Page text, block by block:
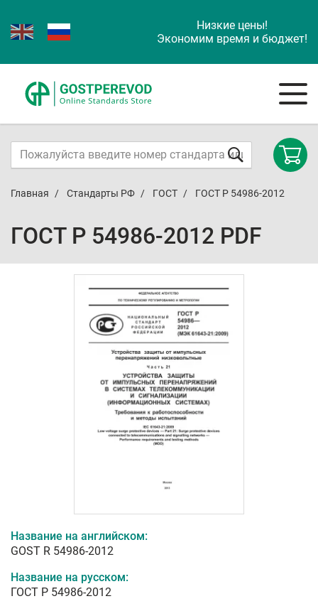
Низкие цены!
Экономим время и бюджет!
Главная Стандарты РФ ГОСТ ГОСТ Р 54986-2012
ГОСТ Р 54986-2012 PDF
Название на английском:
GOST R 54986-2012
Название на русском:
ГОСТ Р 54986-2012